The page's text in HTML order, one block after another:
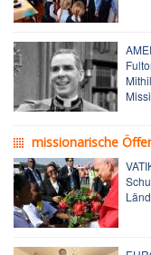
missionarische